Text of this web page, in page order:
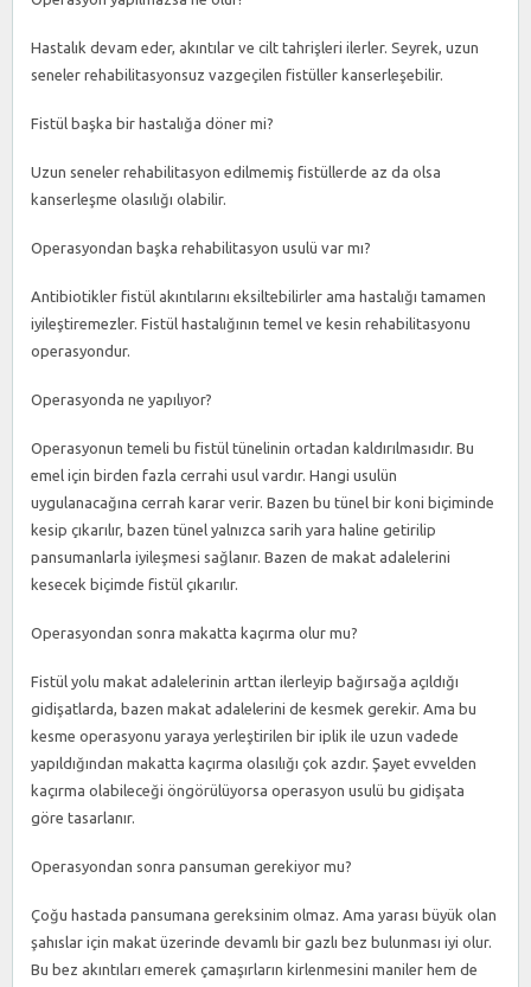
Hastalık devam eder, akıntılar ve cilt tahrişleri ilerler. Seyrek, uzun
seneler rehabilitasyonsuz vazgeçilen fistüller kanserleşebilir.
Fistül başka bir hastalığa döner mi?
Uzun seneler rehabilitasyon edilmemiş fistüllerde az da olsa
kanserleşme olasılığı olabilir.
Operasyondan başka rehabilitasyon usulü var mı?
Antibiotikler fistül akıntılarını eksiltebilirler ama hastalığı tamamen
iyileştiremezler. Fistül hastalığının temel ve kesin rehabilitasyonu
operasyondur.
Operasyonda ne yapılıyor?
Operasyonun temeli bu fistül tünelinin ortadan kaldırılmasıdır. Bu
emel için birden fazla cerrahi usul vardır. Hangi usulün
uygulanacağına cerrah karar verir. Bazen bu tünel bir koni biçiminde
kesip çıkarılır, bazen tünel yalnızca sarih yara haline getirilip
pansumanlarla iyileşmesi sağlanır. Bazen de makat adalelerini
kesecek biçimde fistül çıkarılır.
Operasyondan sonra makatta kaçırma olur mu?
Fistül yolu makat adalelerinin arttan ilerleyip bağırsağa açıldığı
gidişatlarda, bazen makat adalelerini de kesmek gerekir. Ama bu
kesme operasyonu yaraya yerleştirilen bir iplik ile uzun vadede
yapıldığından makatta kaçırma olasılığı çok azdır. Şayet evvelden
kaçırma olabileceği öngörülüyorsa operasyon usulü bu gidişata
göre tasarlanır.
Operasyondan sonra pansuman gerekiyor mu?
Çoğu hastada pansumana gereksinim olmaz. Ama yarası büyük olan
şahıslar için makat üzerinde devamlı bir gazlı bez bulunması iyi olur.
Bu bez akıntıları emerek çamaşırların kirlenmesini maniler hem de